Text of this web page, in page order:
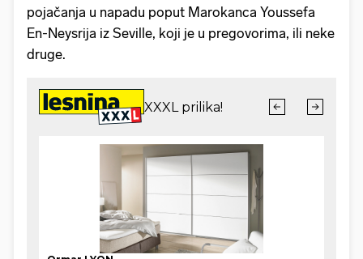
pojačanja u napadu poput Marokanca Youssefa
En-Neysrija iz Seville, koji je u pregovorima, ili neke
druge.